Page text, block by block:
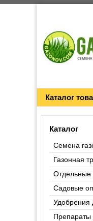
Каталог
Каталог
Семена
Газонная
Отдельные
Садовые
Удобрения
Препараты